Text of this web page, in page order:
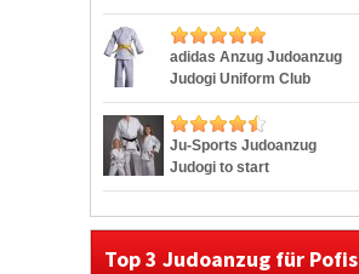
Yamanashi
adidas Anzug Judoanzug
Judogi Uniform Club
Ju-Sports Judoanzug
Judogi to start
Top 3 Judoanzug für Pofis